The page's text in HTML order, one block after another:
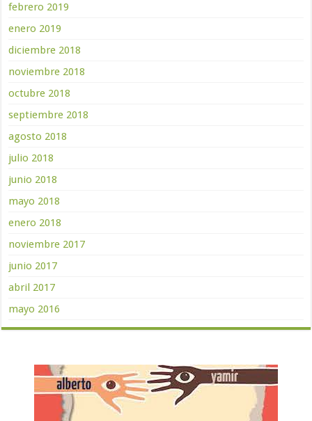
febrero 2019
enero 2019
diciembre 2018
noviembre 2018
octubre 2018
septiembre 2018
agosto 2018
julio 2018
junio 2018
mayo 2018
enero 2018
noviembre 2017
junio 2017
abril 2017
mayo 2016